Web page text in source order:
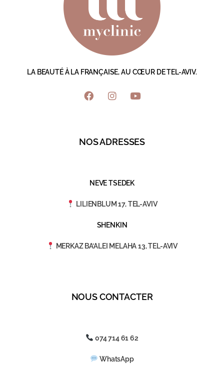
LA BEAUTÉ À LA FRANÇAISE, AU CŒUR DE TEL-AVIV.
NOS ADRESSES
NEVE TSEDEK
LILIENBLUM 17, TEL-AVIV
SHENKIN
MERKAZ BA’ALEI MELAHA 13, TEL-AVIV
NOUS CONTACTER
074 714 61 62
WhatsApp